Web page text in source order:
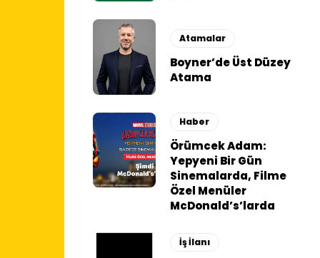
Atamalar
Boyner’de Üst Düzey
Atama
Haber
Örümcek Adam:
Yepyeni Bir Gün
Sinemalarda, Filme
Özel Menüler
McDonald’s’larda
İş İlanı